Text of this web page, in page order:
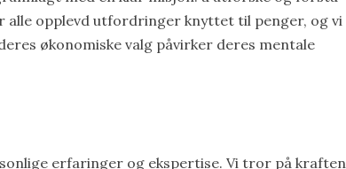
alle opplevd utfordringer knyttet til penger, og vi
økonomiske valg påvirker deres mentale
erfaringer og ekspertise. Vi tror på kraften